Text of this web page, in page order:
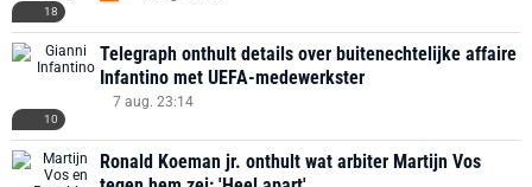
18
10
Telegraph onthult details over buitenechtelijke affaire
Infantino met UEFA-medewerkster
7 aug. 23:14
Ronald Koeman jr. onthult wat arbiter Martijn Vos